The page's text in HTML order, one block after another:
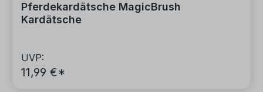
Pferdekardätsche MagicBrush
Kardätsche
UVP:
11,99 €*